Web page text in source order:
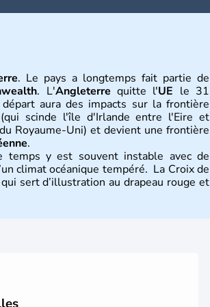
. Le pays a longtemps fait partie de
. L'Angleterre quitte l'UE le 31
aura des impacts sur la frontière
(qui scinde l'île d'Irlande entre l'Eire et
Royaume-Uni) et devient une frontière
.
temps y est souvent instable avec de
climat océanique tempéré. La Croix de
sert d’illustration au drapeau rouge et
monde, elle doit son développement à